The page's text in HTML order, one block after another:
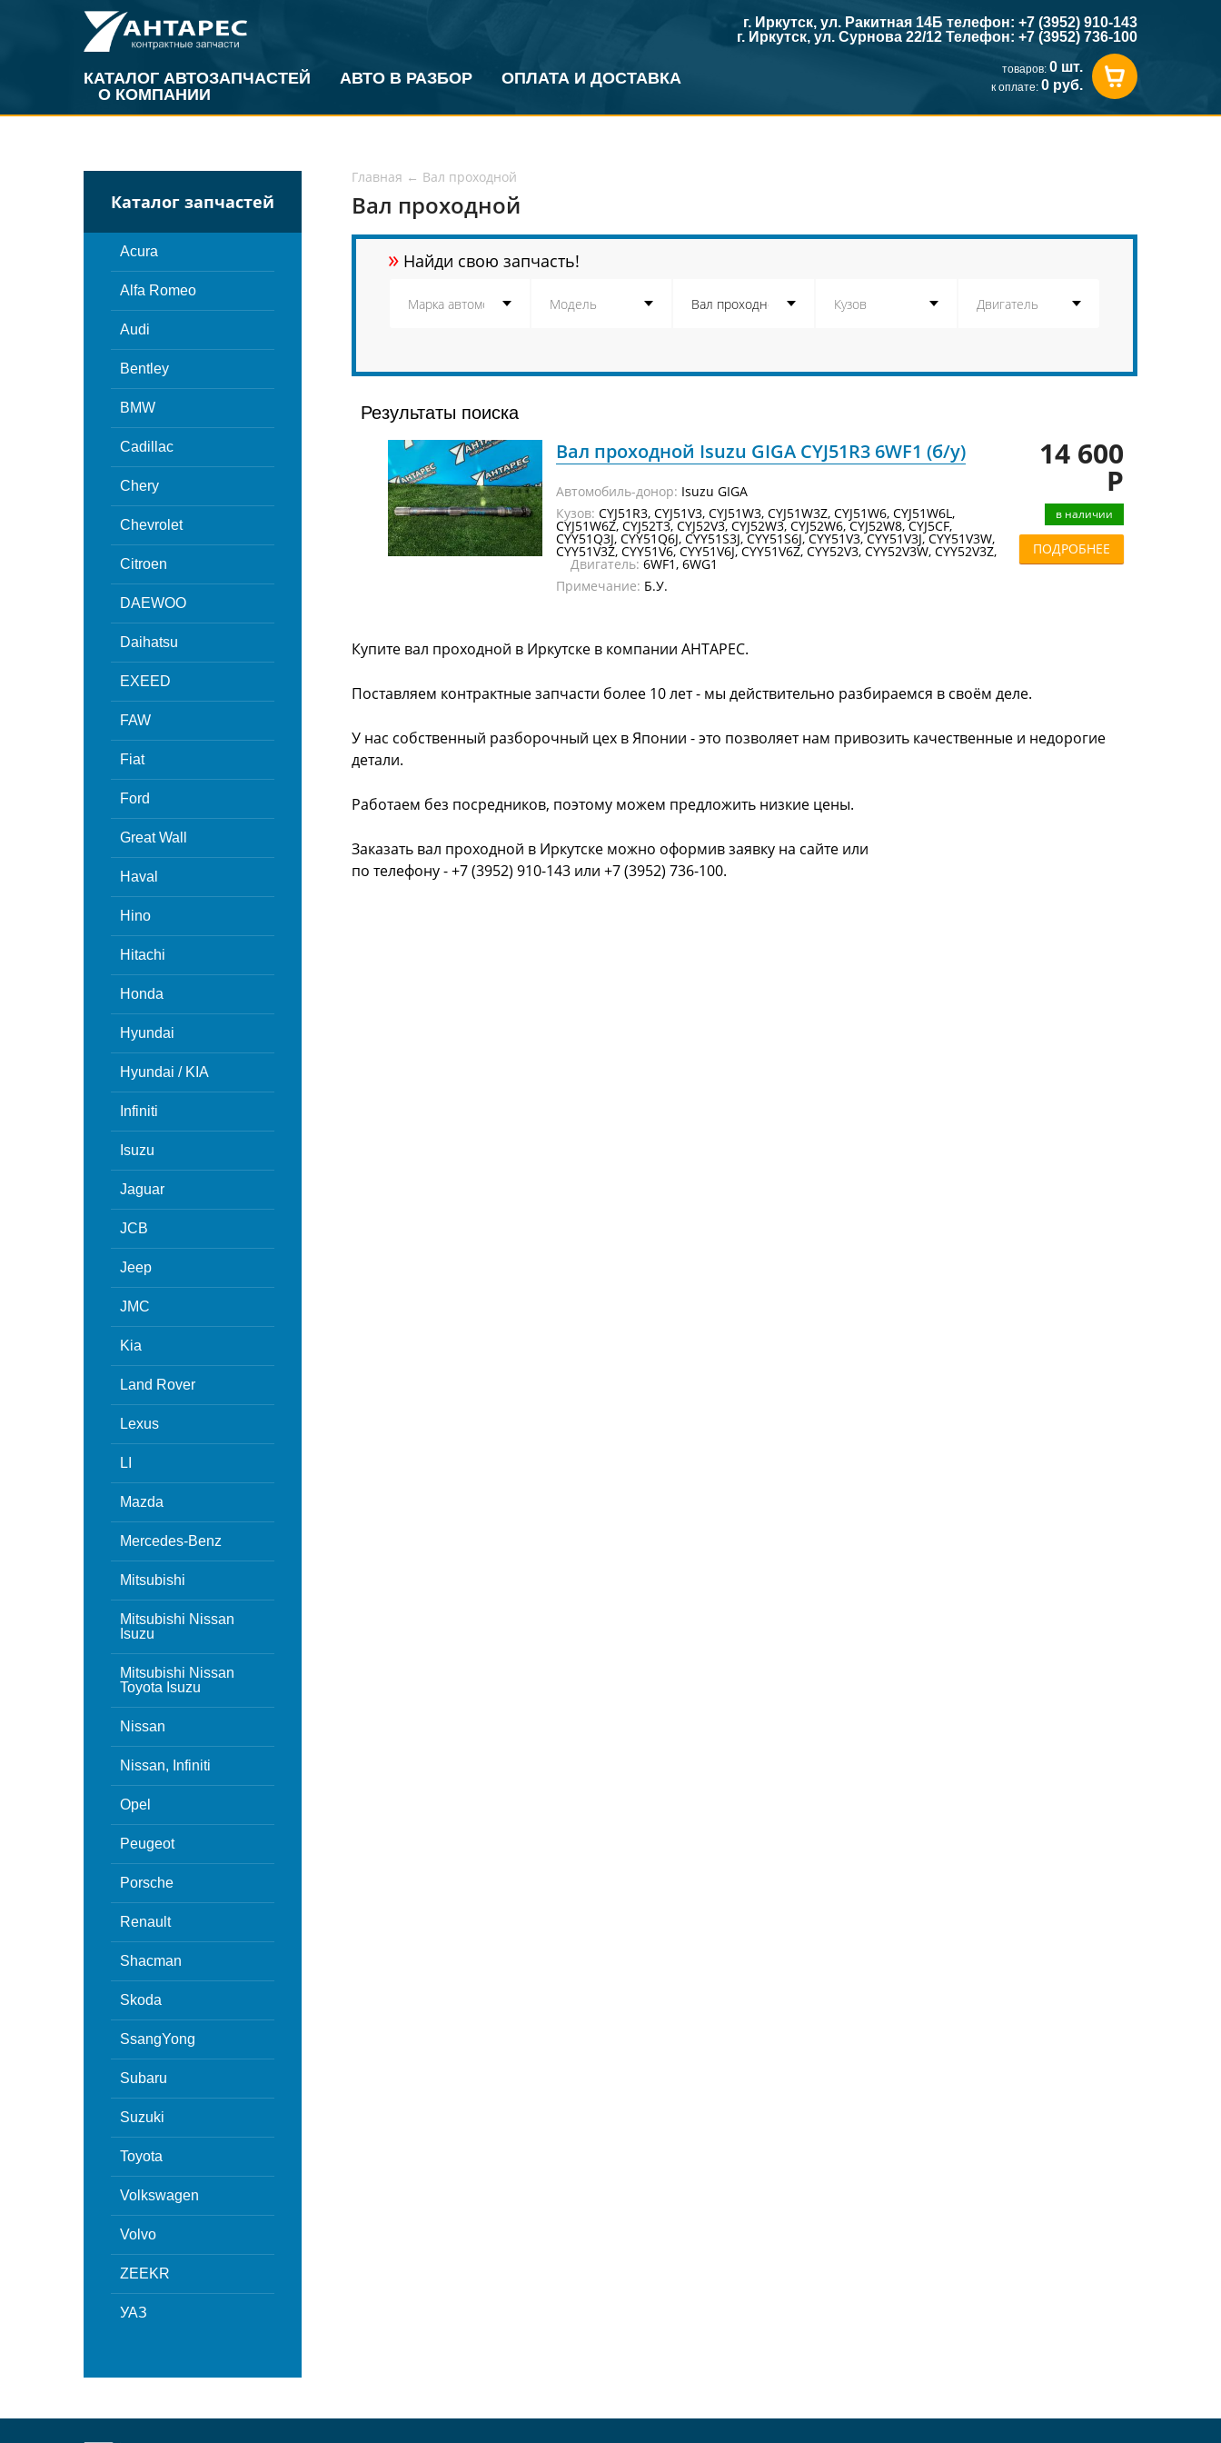
КАТАЛОГ АВТОЗАПЧАСТЕЙ АВТО В РАЗБОР
ОПЛАТА И ДОСТАВКА
О КОМПАНИИ
г. Иркутск, ул. Ракитная 14Б телефон: +7 (3952) 910-143
г. Иркутск, ул. Сурнова 22/12 Телефон: +7 (3952) 736-100
товаров: 0 шт.
к оплате: 0 руб.
Каталог запчастей
Acura
Alfa Romeo
Audi
Bentley
BMW
Cadillac
Chery
Chevrolet
Citroen
DAEWOO
Daihatsu
EXEED
FAW
Fiat
Ford
Great Wall
Haval
Hino
Hitachi
Honda
Hyundai
Hyundai / KIA
Infiniti
Isuzu
Jaguar
JCB
Jeep
JMC
Kia
Land Rover
Lexus
LI
Mazda
Mercedes-Benz
Mitsubishi
Mitsubishi Nissan
Isuzu
Mitsubishi Nissan
Toyota Isuzu
Nissan
Nissan, Infiniti
Opel
Peugeot
Porsche
Renault
Shacman
Skoda
SsangYong
Subaru
Suzuki
Toyota
Volkswagen
Volvo
ZEEKR
УАЗ
Главная ← Вал проходной
Вал проходной
» Найди свою запчасть!
Результаты поиска
Вал проходной Isuzu GIGA CYJ51R3 6WF1 (б/у)
Автомобиль-донор: Isuzu GIGA
Кузов: CYJ51R3, CYJ51V3, CYJ51W3, CYJ51W3Z, CYJ51W6, CYJ51W6L,
CYJ51W6Z, CYJ52T3, CYJ52V3, CYJ52W3, CYJ52W6, CYJ52W8, CYJ5CF,
CYY51Q3J, CYY51Q6J, CYY51S3J, CYY51S6J, CYY51V3, CYY51V3J, CYY51V3W,
CYY51V3Z, CYY51V6, CYY51V6J, CYY51V6Z, CYY52V3, CYY52V3W, CYY52V3Z,
Двигатель: 6WF1, 6WG1
Примечание: Б.У.
14 600
Р
в наличии
ПОДРОБНЕЕ
Купите вал проходной в Иркутске в компании АНТАРЕС.
Поставляем контрактные запчасти более 10 лет - мы действительно разбираемся в своём деле.
У нас собственный разборочный цех в Японии - это позволяет нам привозить качественные и недорогие
детали.
Работаем без посредников, поэтому можем предложить низкие цены.
Заказать вал проходной в Иркутске можно оформив заявку на сайте или
по телефону - +7 (3952) 910-143 или +7 (3952) 736-100.